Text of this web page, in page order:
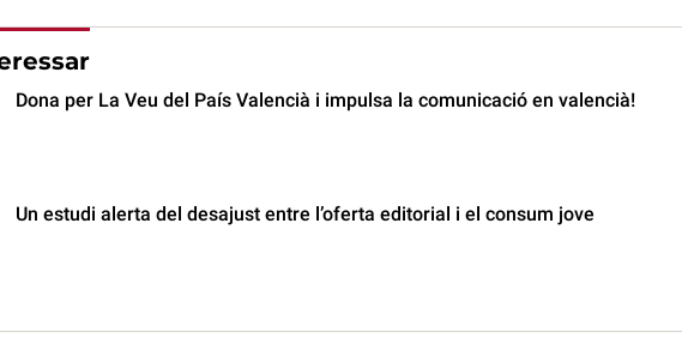
Dona per La Veu del País Valencià i impulsa la comunicació en valencià!
Un estudi alerta del desajust entre l’oferta editorial i el consum jove